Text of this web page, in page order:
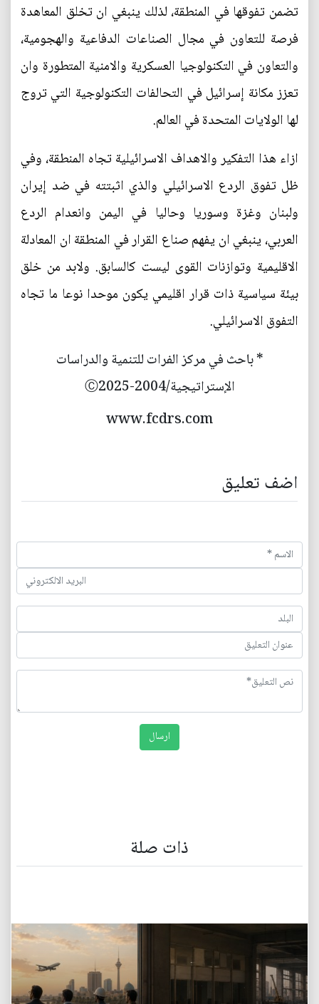
تضمن تفوقها في المنطقة، لذلك ينبغي ان تخلق المعاهدة
فرصة للتعاون في مجال الصناعات الدفاعية والهجومية،
والتعاون في التكنولوجيا العسكرية والامنية المتطورة وان
تعزز مكانة إسرائيل في التحالفات التكنولوجية التي تروج
لها الولايات المتحدة في العالم.
ازاء هذا التفكير والاهداف الاسرائيلية تجاه المنطقة، وفي
ظل تفوق الردع الاسرائيلي والذي اثبتته في ضد إيران
ولبنان وغزة وسوريا وحاليا في اليمن وانعدام الردع
العربي، ينبغي ان يفهم صناع القرار في المنطقة ان المعادلة
الاقليمية وتوازنات القوى ليست كالسابق. ولابد من خلق
بيئة سياسية ذات قرار اقليمي يكون موحدا نوعا ما تجاه
التفوق الاسرائيلي.
* باحث في مركز الفرات للتنمية والدراسات
الإستراتيجية/2004-Ⓒ2025
www.fcdrs.com
اضف تعليق
ذات صلة